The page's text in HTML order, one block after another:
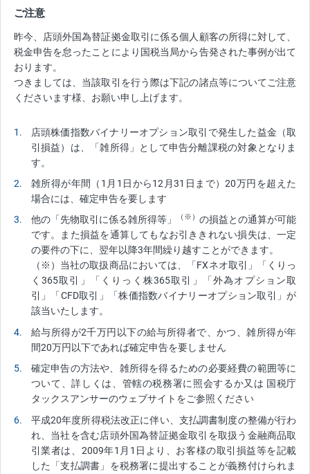
ご注意
昨今、店頭外国為替証拠金取引に係る個人顧客の所得に対して、
税金申告を怠ったことにより国税当局から告発された事例が出て
おります。
つきましては、当該取引を行う際は下記の諸点等についてご注意
くださいます様、お願い申し上げます。
1
店頭株価指数バイナリーオプション取引で発生した益金（取
引損益）は、「雑所得」として申告分離課税の対象となりま
す。
2
雑所得が年間（1月1日から12月31日まで）20万円を超えた
場合には、確定申告を要します
3
他の「先物取引に係る雑所得等」 （※） の損益との通算が可能
です。また損益を通算してもなお引ききれない損失は、一定
の要件の下に、翌年以降3年間繰り越すことができます。
（※）当社の取扱商品においては、「FXネオ取引」「くりっ
く365取引」「くりっく株365取引」「外為オプション取
引」「CFD取引」「株価指数バイナリーオプション取引」が
該当いたします。
4
給与所得が2千万円以下の給与所得者で、かつ、雑所得が年
間20万円以下であれば確定申告を要しません
5
確定申告の方法や、雑所得を得るための必要経費の範囲等に
ついて、詳しくは、管轄の税務署に照会するか又は 国税庁
タックスアンサーのウェブサイトをご参照ください
6
平成20年度所得税法改正に伴い、支払調書制度の整備が行わ
れ、当社を含む店頭外国為替証拠金取引を取扱う金融商品取
引業者は、2009年1月1日より、お客様の取引損益等を記載
した「支払調書」を税務署に提出することが義務付けられま